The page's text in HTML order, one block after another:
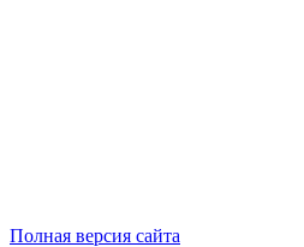
Полная версия сайта